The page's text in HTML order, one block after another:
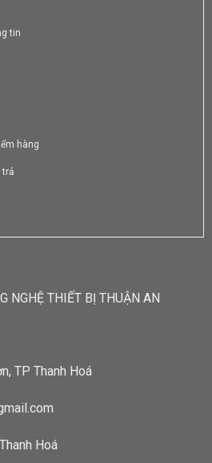
tin
hàng
trả
NGHỆ THIẾT BỊ THUẬN AN
TP Thanh Hoá
Hoá